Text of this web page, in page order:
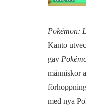
Pokémon:
Kanto
gav
människor
med nya